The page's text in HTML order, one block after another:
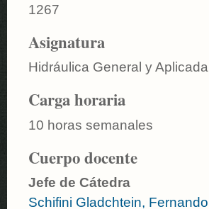
1267
Asignatura
Hidráulica General y Aplicada
Carga horaria
10 horas semanales
Cuerpo docente
Jefe de Cátedra
Schifini Gladchtein, Fernando